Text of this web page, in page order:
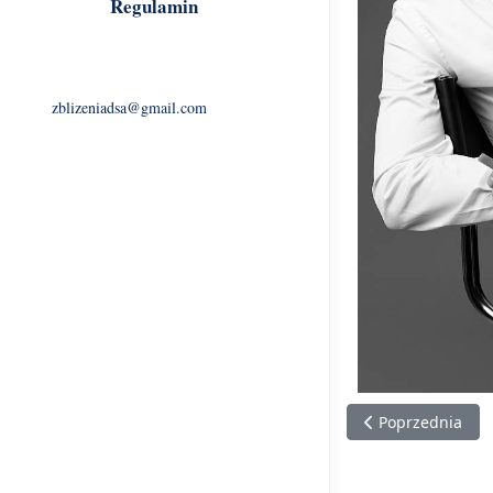
Regulamin
zblizeniadsa@gmail.com
Poprzednia
Poprzednia